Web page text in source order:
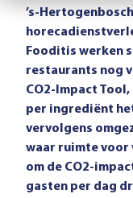
’s-
Fooditis werken
restaurants nog
CO2-Impact
per ingrediënt
vervolgens
waar ruimte
om de CO2-
gasten per dag